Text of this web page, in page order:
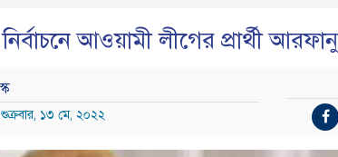
আওয়ামী লীগের প্রার্থী
১৩ মে, ২০২২